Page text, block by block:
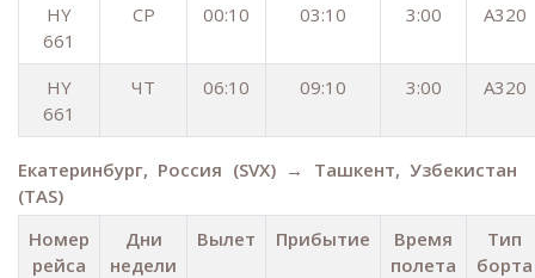
HY
661
СР 00:10 03:10 3:00 A320
HY
661
ЧТ 06:10 09:10 3:00 A320
Екатеринбург, Россия (SVX) → Ташкент, Узбекистан
(TAS)
Номер
рейса
Дни
недели
Вылет Прибытие
Время
полета
Тип
борта